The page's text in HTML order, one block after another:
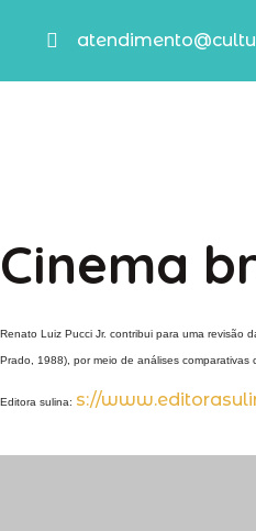
Cinema
Renato Luiz Pucci Jr. contribui para uma revisão
Prado, 1988), por meio de análises comparativas
Editora sulina: s://